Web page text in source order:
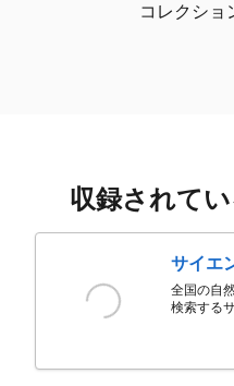
コレクショ
収録されて
サイエ
全国の自
検索する